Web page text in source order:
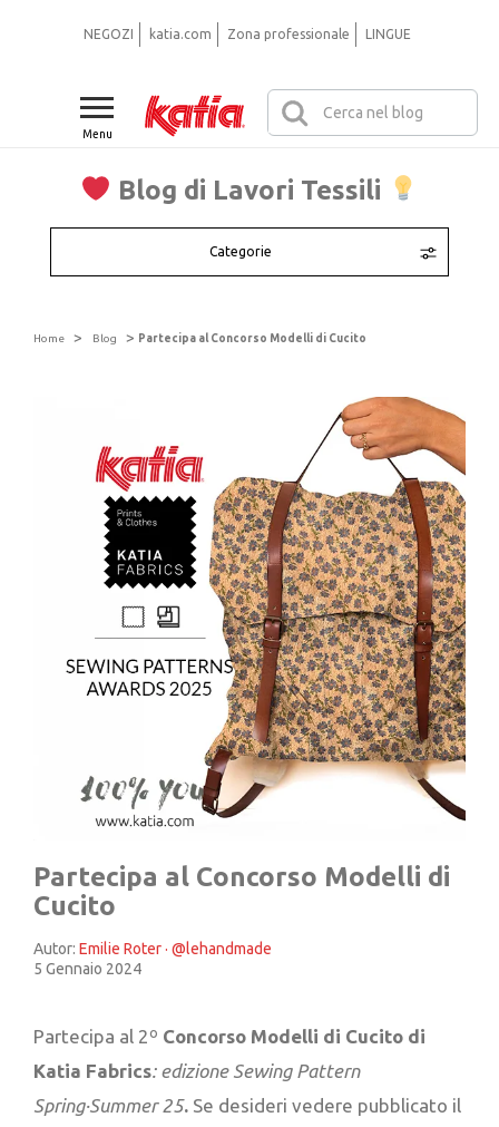
Menu
Blog di Lavori Tessili
Categorie
NEGOZI katia.com Zona professionale LINGUE
Home > Blog > Partecipa al Concorso Modelli di Cucito
Partecipa al Concorso Modelli di
Cucito
Autor: Emilie Roter · @lehandmade
5 Gennaio 2024
Partecipa al 2º Concorso Modelli di Cucito di
Katia Fabrics: edizione Sewing Pattern
Spring·Summer 25. Se desideri vedere pubblicato il